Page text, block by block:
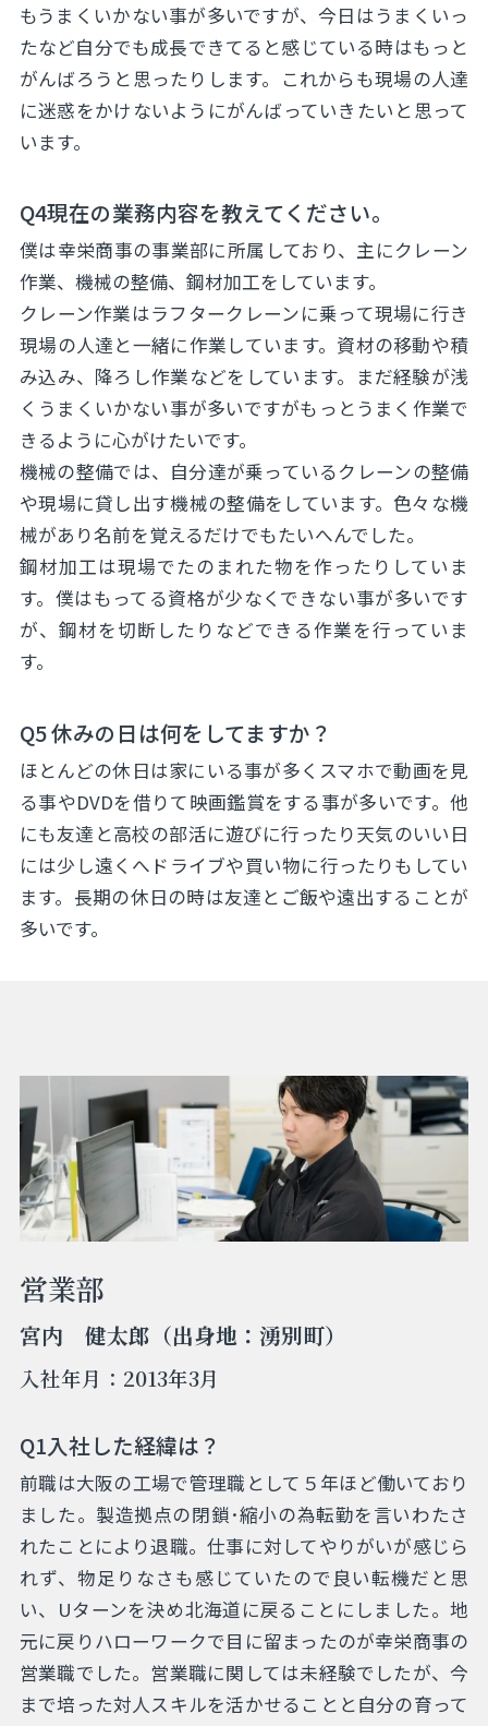
もうまくいかない事が多いですが、今日はうまくいっ
たなど自分でも成長できてると感じている時はもっと
がんばろうと思ったりします。これからも現場の人達
に迷惑をかけないようにがんばっていきたいと思って
います。
Q4現在の業務内容を教えてください。
僕は幸栄商事の事業部に所属しており、主にクレーン
作業、機械の整備、鋼材加工をしています。
クレーン作業はラフタークレーンに乗って現場に行き
現場の人達と一緒に作業しています。資材の移動や積
み込み、降ろし作業などをしています。まだ経験が浅
くうまくいかない事が多いですがもっとうまく作業で
きるように心がけたいです。
機械の整備では、自分達が乗っているクレーンの整備
や現場に貸し出す機械の整備をしています。色々な機
械があり名前を覚えるだけでもたいへんでした。
鋼材加工は現場でたのまれた物を作ったりしていま
す。僕はもってる資格が少なくできない事が多いです
が、鋼材を切断したりなどできる作業を行っていま
す。
Q5 休みの日は何をしてますか？
ほとんどの休日は家にいる事が多くスマホで動画を見
る事やDVDを借りて映画鑑賞をする事が多いです。他
にも友達と高校の部活に遊びに行ったり天気のいい日
には少し遠くへドライブや買い物に行ったりもしてい
ます。長期の休日の時は友達とご飯や遠出することが
多いです。
営業部
宮内 健太郎（出身地：湧別町）
入社年月：2013年3月
Q1入社した経緯は？
前職は大阪の工場で管理職として５年ほど働いており
ました。製造拠点の閉鎖･縮小の為転勤を言いわたさ
れたことにより退職。仕事に対してやりがいが感じら
れず、物足りなさも感じていたので良い転機だと思
い、Uターンを決め北海道に戻ることにしました。地
元に戻りハローワークで目に留まったのが幸栄商事の
営業職でした。営業職に関しては未経験でしたが、今
まで培った対人スキルを活かせることと自分の育って